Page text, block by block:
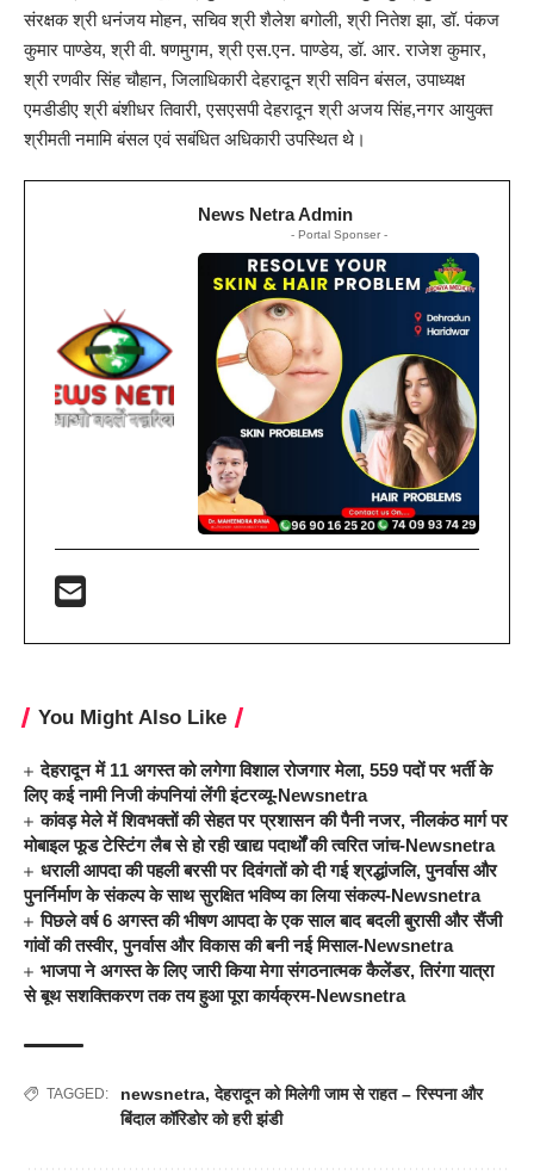
संरक्षक श्री धनंजय मोहन, सचिव श्री शैलेश बगोली, श्री नितेश झा, डॉ. पंकज
कुमार पाण्डेय, श्री वी. षणमुगम, श्री एस.एन. पाण्डेय, डॉ. आर. राजेश कुमार,
श्री रणवीर सिंह चौहान, जिलाधिकारी देहरादून श्री सविन बंसल, उपाध्यक्ष
एमडीडीए श्री बंशीधर तिवारी, एसएसपी देहरादून श्री अजय सिंह,नगर आयुक्त
श्रीमती नमामि बंसल एवं सबंधित अधिकारी उपस्थित थे।
News Netra Admin
- Portal Sponser -
You Might Also Like
देहरादून में 11 अगस्त को लगेगा विशाल रोजगार मेला, 559 पदों पर भर्ती के
लिए कई नामी निजी कंपनियां लेंगी इंटरव्यू-Newsnetra
कांवड़ मेले में शिवभक्तों की सेहत पर प्रशासन की पैनी नजर, नीलकंठ मार्ग पर
मोबाइल फूड टेस्टिंग लैब से हो रही खाद्य पदार्थों की त्वरित जांच-Newsnetra
धराली आपदा की पहली बरसी पर दिवंगतों को दी गई श्रद्धांजलि, पुनर्वास और
पुनर्निर्माण के संकल्प के साथ सुरक्षित भविष्य का लिया संकल्प-Newsnetra
पिछले वर्ष 6 अगस्त की भीषण आपदा के एक साल बाद बदली बुरासी और सैंजी
गांवों की तस्वीर, पुनर्वास और विकास की बनी नई मिसाल-Newsnetra
भाजपा ने अगस्त के लिए जारी किया मेगा संगठनात्मक कैलेंडर, तिरंगा यात्रा
से बूथ सशक्तिकरण तक तय हुआ पूरा कार्यक्रम-Newsnetra
TAGGED: newsnetra,देहरादून को मिलेगी जाम से राहत – रिस्पना और
बिंदाल कॉरिडोर को हरी झंडी